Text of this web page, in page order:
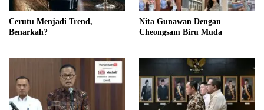
Cerutu Menjadi Trend,
Benarkah?
Nita Gunawan Dengan
Cheongsam Biru Muda